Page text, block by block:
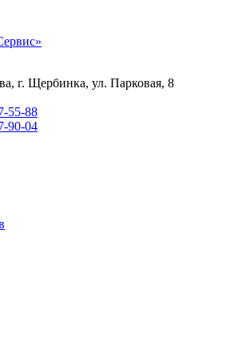
г. Щербинка, ул. Парковая, 8
55-88
90-04